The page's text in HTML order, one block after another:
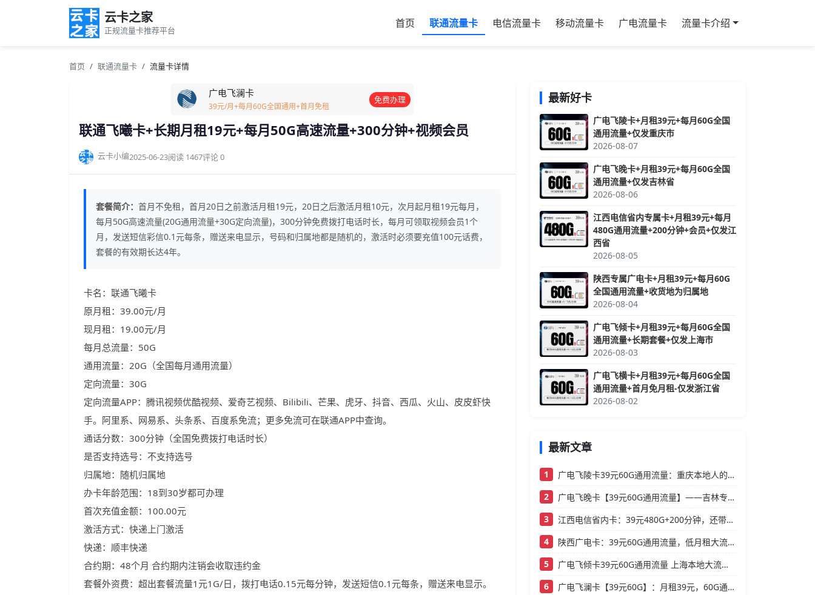
云卡之家
正规流量卡推荐平台
首页 联通流量卡 电信流量卡 移动流量卡 广电流量卡 流量卡介绍
首页 联通流量卡 流量卡详情
广电飞澜卡
39元/月+每月60G全国通用+首月免租
免费办理
联通飞曦卡+长期月租19元+每月50G高速流量+300分钟+视频会员
云卡小编2025-06-23阅读 1467评论 0
套餐简介： 首月不免租，首月20日之前激活月租19元，20日之后激活月租10元，次月起月租19元每月，
每月50G高速流量(20G通用流量+30G定向流量)，300分钟免费拨打电话时长，每月可领取视频会员1个
月，发送短信彩信0.1元每条，赠送来电显示，号码和归属地都是随机的，激活时必须要充值100元话费，
套餐的有效期长达4年。
卡名：联通飞曦卡
原月租：39.00元/月
现月租：19.00元/月
每月总流量：50G
通用流量：20G（全国每月通用流量）
定向流量：30G
定向流量APP：腾讯视频优酷视频、爱奇艺视频、Bilibili、芒果、虎牙、抖音、西瓜、火山、皮皮虾快
手。阿里系、网易系、头条系、百度系免流；更多免流可在联通APP中查询。
通话分数：300分钟（全国免费拨打电话时长）
是否支持选号：不支持选号
归属地：随机归属地
办卡年龄范围：18到30岁都可办理
首次充值金额：100.00元
激活方式：快递上门激活
快递：顺丰快递
合约期：48个月 合约期内注销会收取违约金
套餐外资费：超出套餐流量1元1G/日，拨打电话0.15元每分钟，发送短信0.1元每条，赠送来电显示。
最新好卡
广电飞陵卡+月租39元+每月60G全国
通用流量+仅发重庆市
2026-08-07
广电飞晚卡+月租39元+每月60G全国
通用流量+仅发吉林省
2026-08-06
江西电信省内专属卡+月租39元+每月
480G通用流量+200分钟+会员+仅发江
西省
2026-08-05
陕西专属广电卡+月租39元+每月60G
全国通用流量+收货地为归属地
2026-08-04
广电飞倾卡+月租39元+每月60G全国
通用流量+长期套餐+仅发上海市
2026-08-03
广电飞横卡+月租39元+每月60G全国
通用流量+首月免月租-仅发浙江省
2026-08-02
最新文章
1
广电飞陵卡39元60G通用流量：重庆本地人的高性价比大流量卡推荐
2
广电飞晚卡【39元60G通用流量】——吉林专属，首月按天折算，流量充足不踩坑
3
江西电信省内卡：39元480G+200分钟，还带视频会员的大流量卡
4
陕西广电卡：39元60G通用流量，低月租大流量卡还支持结转
5
广电飞倾卡39元60G通用流量 上海本地大流量卡办理攻略
6
广电飞澜卡【39元60G】：月租39元，60G通用流量，首月免费真香！